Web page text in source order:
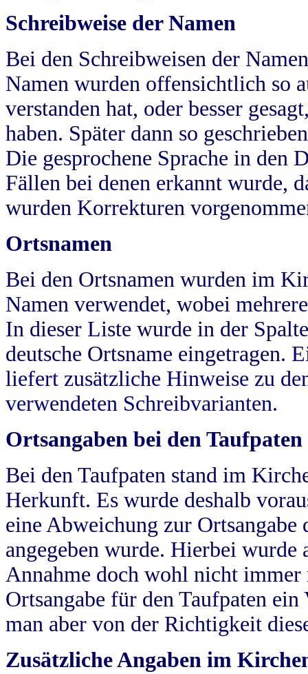
Schreibweise der Namen
Bei den Schreibweisen der
Namen wurden offensichtlich so
verstanden hat, oder besser
haben. Später dann so
Die gesprochene Sprache in
Fällen bei denen erkannt wurde,
wurden Korrekturen
Ortsnamen
Bei den Ortsnamen wurden im
Namen verwendet, wobei
In dieser Liste wurde in der
deutsche Ortsname eingetragen.
liefert zusätzliche Hinweise zu
verwendeten Schreibvarianten.
Ortsangaben bei den Taufpaten
Bei den Taufpaten stand im
Herkunft. Es wurde deshalb
eine Abweichung zur
angegeben wurde. Hierbei wurde
Annahme doch wohl nicht
Ortsangabe für den Taufpaten
man aber von der Richtigkeit
Zusätzliche Angaben im